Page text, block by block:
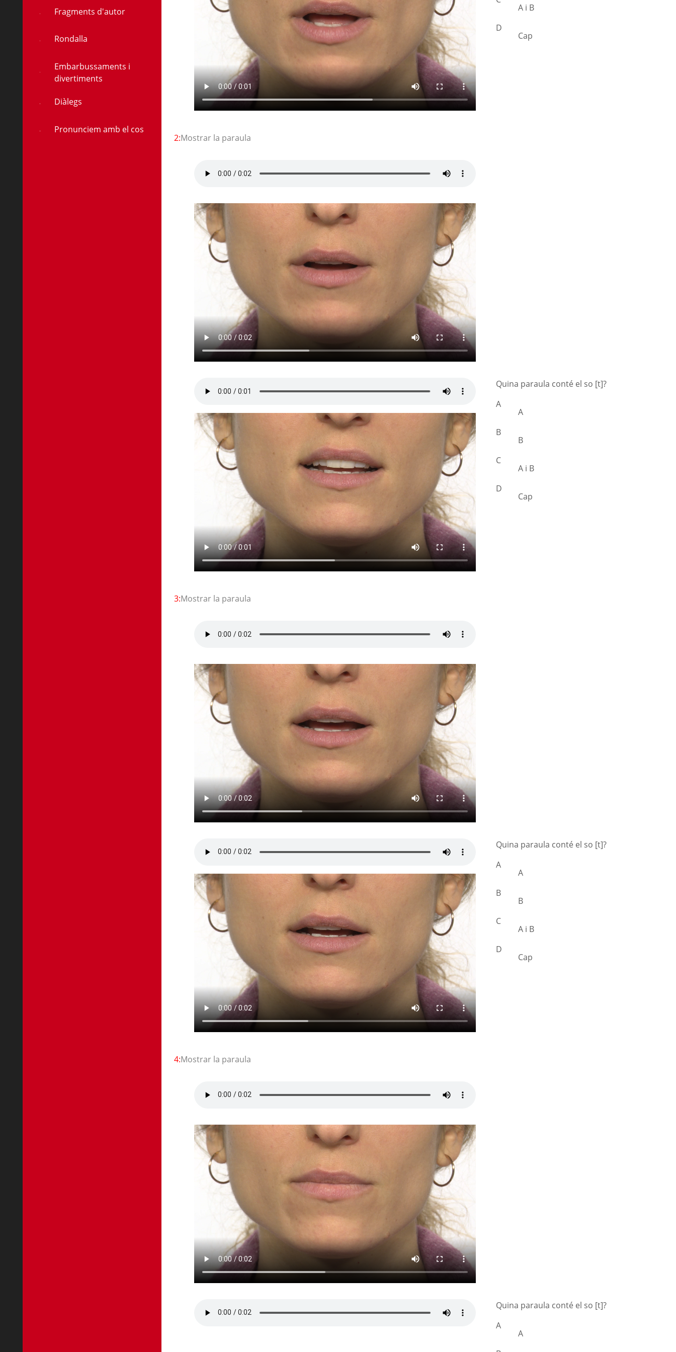
Fragments d'autor
Rondalla
Embarbussaments i
divertiments
Diàlegs
Pronunciem amb el cos
A i B
D
Cap
2:Mostrar la paraula
Quina paraula conté el so [t]?
A
A
B
B
C
A i B
D
Cap
3:Mostrar la paraula
Quina paraula conté el so [t]?
A
A
B
B
C
A i B
D
Cap
4:Mostrar la paraula
Quina paraula conté el so [t]?
A
A